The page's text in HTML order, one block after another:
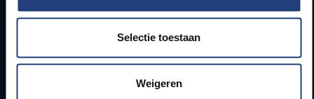
Selectie toestaan
Weigeren
Webmail
Bereikbaarheid
Onderzoeksgroepen